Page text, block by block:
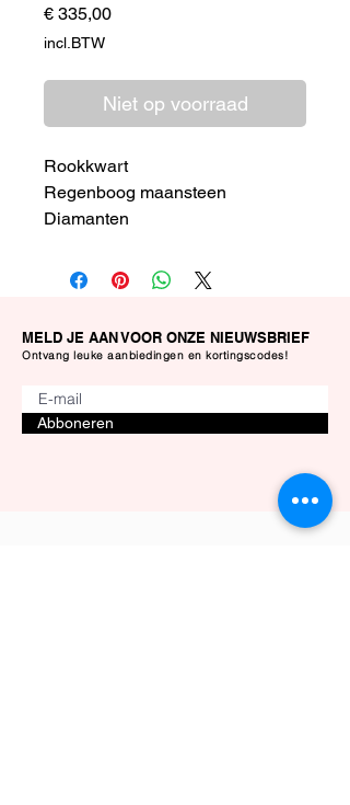
€ 335,00Prijs
incl.BTW
Niet op voorraad
Rookkwart
Regenboog maansteen
Diamanten
MELD JE AAN VOOR ONZE NIEUWSBRIEF
Ontvang leuke aanbiedingen en kortingscodes!
Abboneren